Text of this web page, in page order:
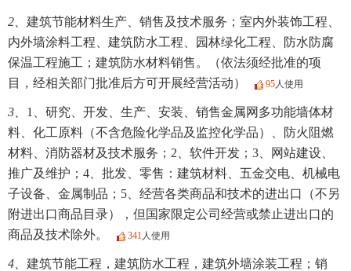
2、 建筑节能材料生产、销售及技术服务；室内外装饰工程、
内外墙涂料工程、建筑防水工程、园林绿化工程、防水防腐
保温工程施工；建筑防水材料销售。（依法须经批准的项
目，经相关部门批准后方可开展经营活动）
95 人使用
3、 1、研究、开发、生产、安装、销售金属网多功能墙体材
料、化工原料（不含危险化学品及监控化学品）、防火阻燃
材料、消防器材及技术服务；2、软件开发；3、网站建设、
推广及维护；4、批发、零售：建筑材料、五金交电、机械电
子设备、金属制品；5、经营各类商品和技术的进出口（不另
附进出口商品目录），但国家限定公司经营或禁止进出口的
商品及技术除外。
341 人使用
4、 建筑节能工程，建筑防水工程，建筑外墙涂装工程；销